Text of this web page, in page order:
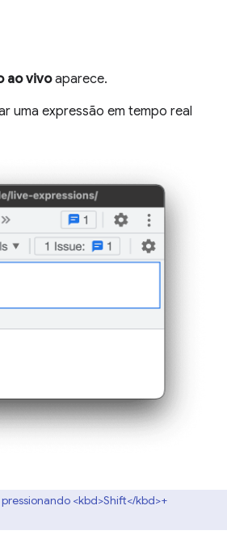
ao vivoaparece.
uma expressão em tempo real
<kbd>Shift</kbd>+